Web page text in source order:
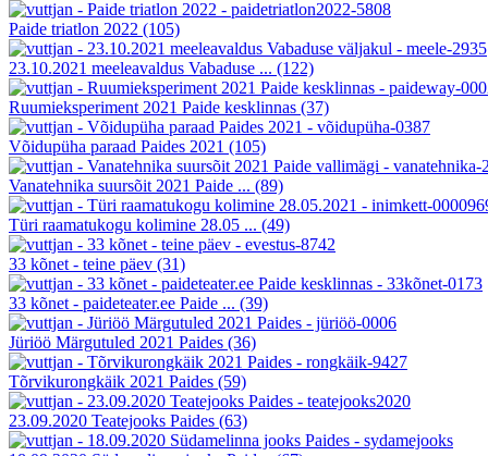
Paide triatlon 2022 (105)
23.10.2021 meeleavaldus Vabaduse ... (122)
Ruumieksperiment 2021 Paide kesklinnas (37)
Võidupüha paraad Paides 2021 (105)
Vanatehnika suursõit 2021 Paide ... (89)
Türi raamatukogu kolimine 28.05 ... (49)
33 kõnet - teine päev (31)
33 kõnet - paideteater.ee Paide ... (39)
Jüriöö Märgutuled 2021 Paides (36)
Tõrvikurongkäik 2021 Paides (59)
23.09.2020 Teatejooks Paides (63)